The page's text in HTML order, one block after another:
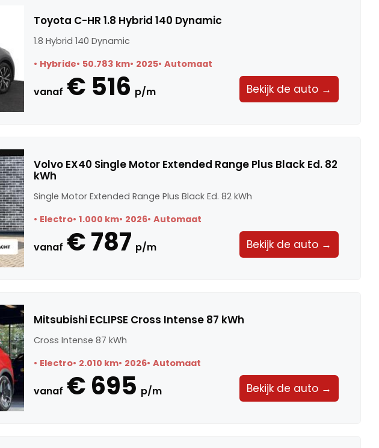
Toyota C-HR 1.8 Hybrid 140 Dynamic
1.8 Hybrid 140 Dynamic
Hybride 50.783 km 2025 Automaat
vanaf € 516 p/m Bekijk de auto →
Volvo EX40 Single Motor Extended Range Plus Black Ed. 82
kWh
Single Motor Extended Range Plus Black Ed. 82 kWh
Electro 1.000 km 2026 Automaat
vanaf € 787 p/m Bekijk de auto →
Mitsubishi ECLIPSE Cross Intense 87 kWh
Cross Intense 87 kWh
Electro 2.010 km 2026 Automaat
vanaf € 695 p/m Bekijk de auto →